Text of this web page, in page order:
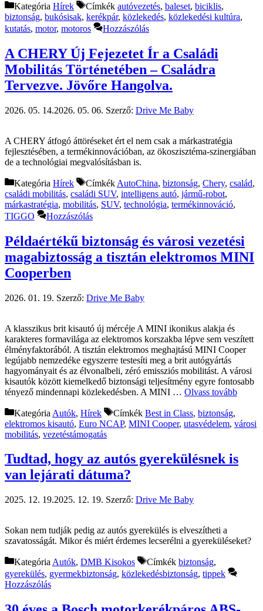
Kategória Hírek Címkék autóvezetés, baleset, biciklis,
biztonság, bukósisak, kerékpár, közlekedés, közlekedési kultúra,
kutatás, motor, motoros Hozzászólás
A CHERY Új Fejezetet Ír a Családi
Mobilitás Történetében – Családra
Tervezve. Jövőre Hangolva.
2026. 05. 14.2026. 05. 06. Szerző: Drive Me Baby
A CHERY átfogó áttöréseket ért el nem csak a márkastratégia
fejlesztésében, a termékinnovációban, az ökoszisztéma-szinergiában
de a technológiai megvalósításban is.
Kategória Hírek Címkék AutoChina, biztonság, Chery, család,
családi mobilitás, családi SUV, intelligens autó, jármű-robot,
márkastratégia, mobilitás, SUV, technológia, termékinnováció,
TIGGO
Hozzászólás
Példaértékű biztonság és városi vezetési
magabiztosság a tisztán elektromos MINI
Cooperben
2026. 01. 19. Szerző: Drive Me Baby
A klasszikus brit kisautó új mércéje A MINI ikonikus alakja és
karakteres formavilága az elektromos korszakba lépve sem veszített
élményfaktorából. A tisztán elektromos meghajtású MINI Cooper
legújabb nemzedéke egyszerre testesíti meg a brit autógyártás
hagyományait és az élvonalbeli, zéró emissziós mobilitást. A városi
kisautók között kiemelkedő biztonsági teljesítmény egyre fontosabb
tényező mindennapi közlekedésben. A MINI … Olvass tovább
Kategória Autók, Hírek Címkék Best in Class, biztonság,
elektromos kisautó, Euro NCAP, MINI Cooper, utasvédelem, városi
mobilitás, vezetéstámogatás
Tudtad, hogy az autós gyerekülésnek is
van lejárati dátuma?
2025. 12. 19.2025. 12. 19. Szerző: Drive Me Baby
Sokan nem tudják pedig az autós gyerekülés is elveszítheti a
szavatosságát. Mikor és miért érdemes lecserélni a gyereküléseket?
Kategória Autók, DMB Kisokos Címkék biztonság,
gyerekülés, gyermekbiztonság, közlekedésbiztonság, tippek
Hozzászólás